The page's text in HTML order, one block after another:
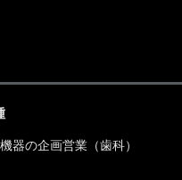
器の企画営業（歯科）